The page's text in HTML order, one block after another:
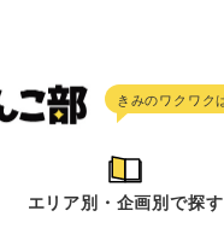
エリア別・企画別で探す